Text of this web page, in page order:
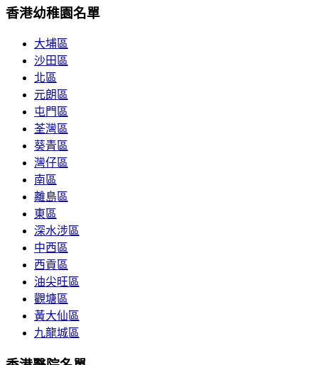
香港幼稚園名單
大埔區
沙田區
北區
元朗區
屯門區
荃灣區
葵青區
灣仔區
南區
離島區
東區
深水涉區
中西區
西貢區
油尖旺區
觀塘區
黃大仙區
九龍城區